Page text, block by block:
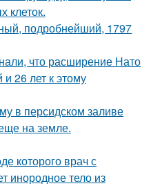
клеток.
подробнейший, 1797
что расширение Нато
26 лет к этому
в персидском заливе
на земле.
которого врач с
инородное тело из